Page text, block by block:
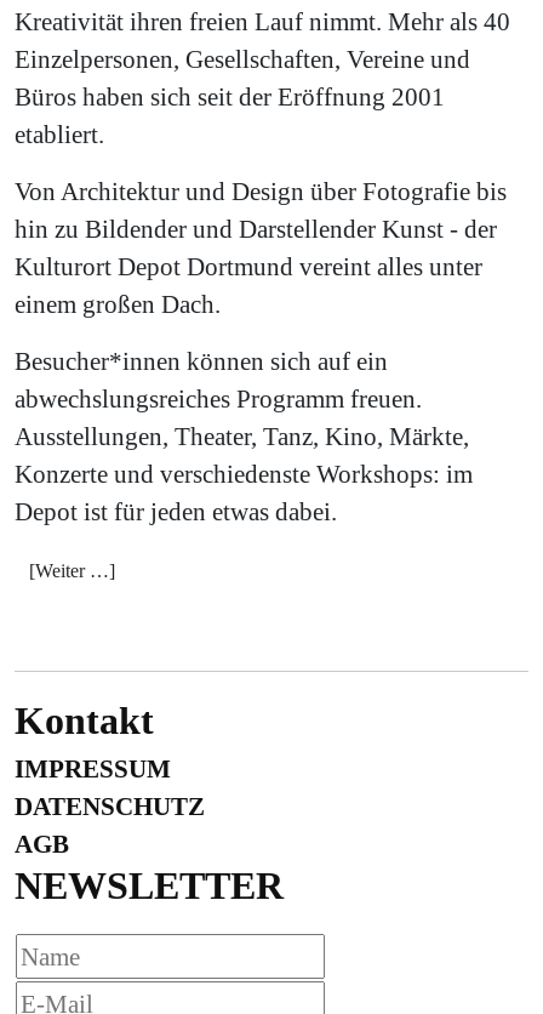
Kreativität ihren freien Lauf nimmt. Mehr als 40
Einzelpersonen, Gesellschaften, Vereine und
Büros haben sich seit der Eröffnung 2001
etabliert.
Von Architektur und Design über Fotografie bis
hin zu Bildender und Darstellender Kunst - der
Kulturort Depot Dortmund vereint alles unter
einem großen Dach.
Besucher*innen können sich auf ein
abwechslungsreiches Programm freuen.
Ausstellungen, Theater, Tanz, Kino, Märkte,
Konzerte und verschiedenste Workshops: im
Depot ist für jeden etwas dabei.
[Weiter …]
Kontakt
IMPRESSUM
DATENSCHUTZ
AGB
NEWSLETTER